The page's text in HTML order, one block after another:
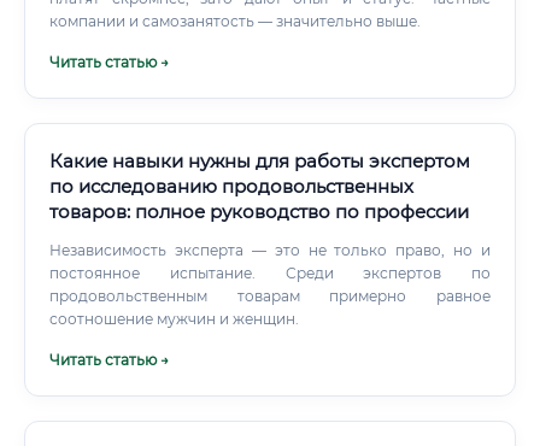
компании и самозанятость — значительно выше.
Читать статью →
Какие навыки нужны для работы экспертом
по исследованию продовольственных
товаров: полное руководство по профессии
Независимость эксперта — это не только право, но и
постоянное испытание. Среди экспертов по
продовольственным товарам примерно равное
соотношение мужчин и женщин.
Читать статью →